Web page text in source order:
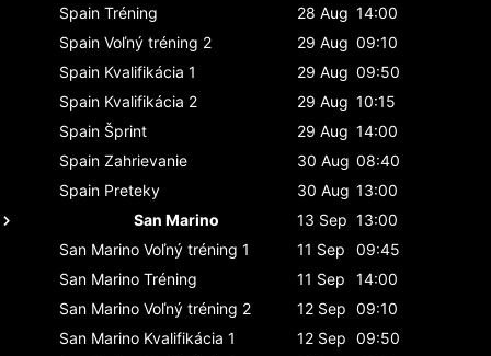
Spain Tréning 28 Aug 14:00
Spain Voľný tréning 2 29 Aug 09:10
Spain Kvalifikácia 1 29 Aug 09:50
Spain Kvalifikácia 2 29 Aug 10:15
Spain Šprint 29 Aug 14:00
Spain Zahrievanie 30 Aug 08:40
Spain Preteky 30 Aug 13:00
San Marino
13 Sep 13:00
San Marino Voľný tréning 1 11 Sep
09:45
San Marino Tréning 11 Sep
14:00
San Marino Voľný tréning 2 12 Sep 09:10
San Marino Kvalifikácia 1 12 Sep 09:50